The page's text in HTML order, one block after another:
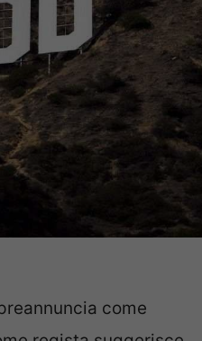
come